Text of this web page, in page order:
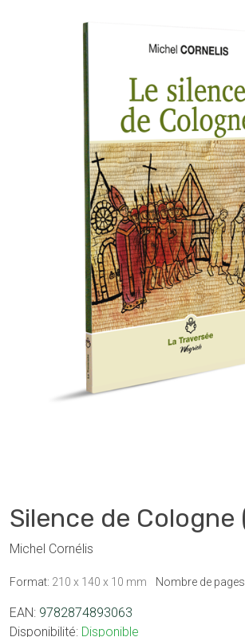
Silence de Cologne
Michel Cornélis
Format: 210 x 140 x 10 mm Nombre de
EAN: 9782874893063
Disponibilité: Disponible